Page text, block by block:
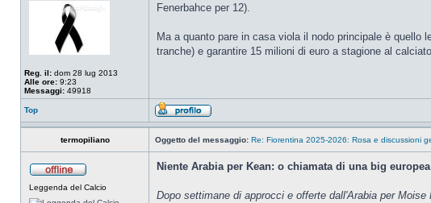
Reg. il: dom 28 lug 2013
Alle ore: 9:23
Messaggi: 49918
Fenerbahce per 12).
Ma a quanto pare in casa viola il nodo principale è quello
tranche) e garantire 15 milioni di euro a stagione al
Top
termopiliano Oggetto del messaggio: Re: Fiorentina 2025-2026: Rosa e discussioni
Leggenda del Calcio
Niente Arabia per Kean: o chiamata di una big
Dopo settimane di approcci e offerte dall'Arabia per